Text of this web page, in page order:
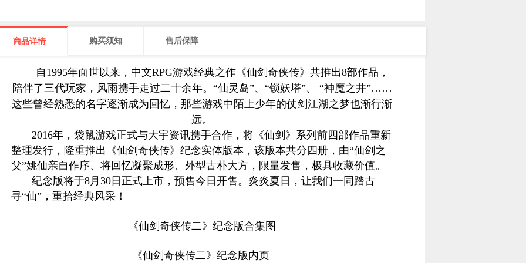
商品详情 购买须知 售后保障
自1995年面世以来，中文RPG游戏经典之作《仙剑奇侠传》共推出8部作品，
陪伴了三代玩家，风雨携手走过二十余年。“仙灵岛”、“锁妖塔”、 “神魔之井”……
这些曾经熟悉的名字逐渐成为回忆，那些游戏中陌上少年的仗剑江湖之梦也渐行渐
远。
2016年，袋鼠游戏正式与大宇资讯携手合作，将《仙剑》系列前四部作品重新
整理发行，隆重推出《仙剑奇侠传》纪念实体版本，该版本共分四册，由“仙剑之
父”姚仙亲自作序、将回忆凝聚成形、外型古朴大方，限量发售，极具收藏价值。
纪念版将于8月30日正式上市，预售今日开售。炎炎夏日，让我们一同踏古
寻“仙”，重拾经典风采！
《仙剑奇侠传二》纪念版合集图
《仙剑奇侠传二》纪念版内页